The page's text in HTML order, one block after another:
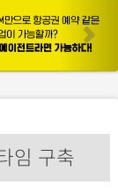
e
x
임 구축